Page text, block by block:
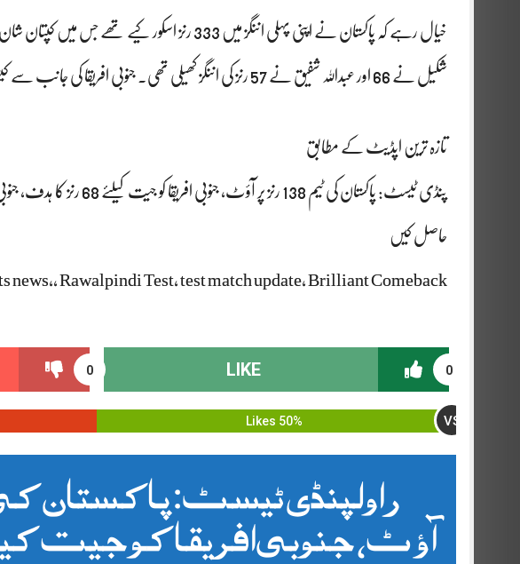
شکیل نے 66 اور عبداللہ شفیق نے 57 رنز کی اننگز کھیلی تھی۔ جنوبی افریقا کی جانب سے کیشوو مہاراج نے 7 کھلاڑیوں کو آؤٹ کیا تھا۔
تازہ ترین اپڈیٹ کے مطابق
حاصل کیں
news,, Rawalpindi Test, test match update, Brilliant Comeback,
0
LIKE
0
50% Likes VS
آؤٹ، جنوبی افریقا کو جیت کیلئے 68 رنز